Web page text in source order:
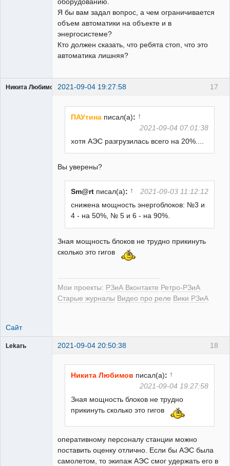
Я бы вам задал вопрос, а чем ограничивается
объем автоматики на объекте и в
энергосистеме?
Кто должен сказать, что ребята стоп, что это
автоматика лишняя?
17
Никита Любимов 2021-09-04 19:27:58
ПАУтина писал(а): ↑
2021-09-04 07:01:38
хотя АЭС разгрузилась всего на 20%....
Вы уверены?
Sm@rt писал(а): ↑
2021-09-03 11:12:12
снижена мощность энергоблоков: №3 и
4 - на 50%, № 5 и 6 - на 90%.
Зная мощность блоков не трудно прикинуть
сколько это гигов
Мои проекты: РЗиА Вконтакте Ретро-РЗиА
Старые журналы Видео про реле Вики РЗиА
Сайт
18
Lekarь 2021-09-04 20:50:38
Никита Любимов писал(а): ↑
2021-09-04 19:27:58
Зная мощность блоков не трудно
прикинуть сколько это гигов
оперативному персоналу станции можно
поставить оценку отлично. Если бы АЭС была
самолетом, то экипаж АЭС смог удержать его в